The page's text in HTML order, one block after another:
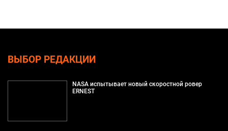
ВЫБОР РЕДАКЦИИ
NASA испытывает новый скоростной ровер
ERNEST